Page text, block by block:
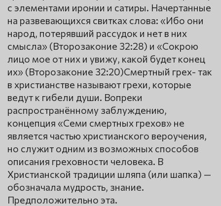
с элементами иронии и сатиры. Начертанные
на развевающихся свитках слова: «Ибо они
народ, потерявший рассудок и нет в них
смысла» (Второзаконие 32:28) и «Сокрою
лицо мое от них и увижу, какой будет конец
их» (Второзаконие 32:20)Смертный грех- так
в христианстве называют грехи, которые
ведут к гибели души. Вопреки
распространённому заблуждению,
концепция «Семи смертных грехов» не
является частью христианского вероучения,
но служит одним из возможных способов
описания греховности человека. В
Христианской традиции шляпа (или шапка) —
обозначала мудрость, знание.
Предположительно эта.